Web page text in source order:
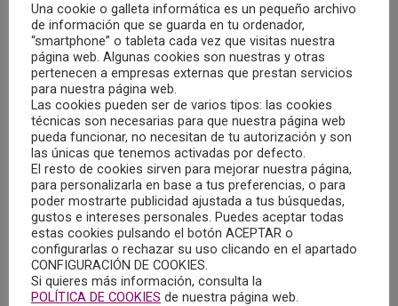
Nazaret Martínez Mollinedo,Miembro de la Junta
Directiva de la División de Psicología Jurídica.
Una cookie o galleta informática es un pequeño archivo
de información que se guarda en tu ordenador,
“smartphone” o tableta cada vez que visitas nuestra
página web. Algunas cookies son nuestras y otras
pertenecen a empresas externas que prestan servicios
para nuestra página web.
Las cookies pueden ser de varios tipos: las cookies
técnicas son necesarias para que nuestra página web
pueda funcionar, no necesitan de tu autorización y son
las únicas que tenemos activadas por defecto.
El resto de cookies sirven para mejorar nuestra página,
para personalizarla en base a tus preferencias, o para
poder mostrarte publicidad ajustada a tus búsquedas,
gustos e intereses personales. Puedes aceptar todas
estas cookies pulsando el botón ACEPTAR o
configurarlas o rechazar su uso clicando en el apartado
CONFIGURACIÓN DE COOKIES.
Si quieres más información, consulta la
POLÍTICA DE COOKIES de nuestra página web.